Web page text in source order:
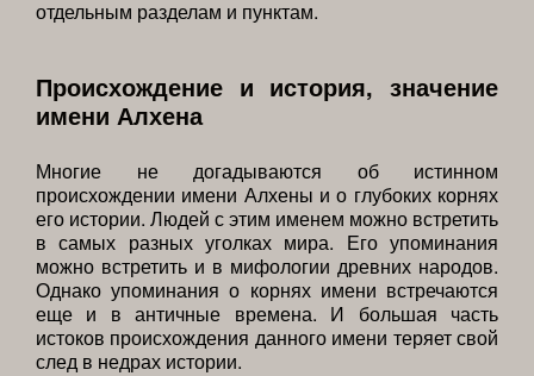
отдельным разделам и пунктам.
Происхождение и история, значение
имени Алхена
Многие не догадываются об истинном
происхождении имени Алхены и о глубоких корнях
его истории. Людей с этим именем можно встретить
в самых разных уголках мира. Его упоминания
можно встретить и в мифологии древних народов.
Однако упоминания о корнях имени встречаются
еще и в античные времена. И большая часть
истоков происхождения данного имени теряет свой
след в недрах истории.